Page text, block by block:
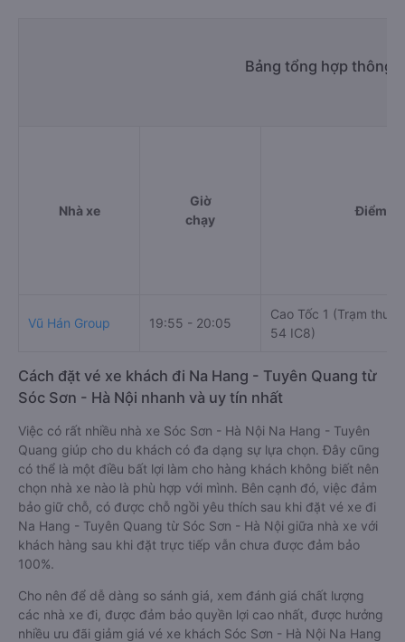
Bảng tổng hợp thông
Nhà xe
Giờ
chạy
Điểm đi
Vũ Hán Group 19:55 - 20:05
Cao Tốc 1 (Trạm thu
54 IC8)
Cách đặt vé xe khách đi Na Hang - Tuyên Quang từ
Sóc Sơn - Hà Nội nhanh và uy tín nhất
Việc có rất nhiều nhà xe Sóc Sơn - Hà Nội Na Hang - Tuyên
Quang giúp cho du khách có đa dạng sự lựa chọn. Đây cũng
có thể là một điều bất lợi làm cho hàng khách không biết nên
chọn nhà xe nào là phù hợp với mình. Bên cạnh đó, việc đảm
bảo giữ chỗ, có được chỗ ngồi yêu thích sau khi đặt vé xe đi
Na Hang - Tuyên Quang từ Sóc Sơn - Hà Nội giữa nhà xe với
khách hàng sau khi đặt trực tiếp vẫn chưa được đảm bảo
100%.
Cho nên để dễ dàng so sánh giá, xem đánh giá chất lượng
các nhà xe đi, được đảm bảo quyền lợi cao nhất, được hưởng
nhiều ưu đãi giảm giá vé xe khách Sóc Sơn - Hà Nội Na Hang